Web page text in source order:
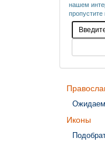
нашем
пропустите
Ожидаем
Иконы